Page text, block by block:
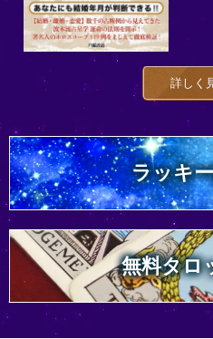
詳しく
ラッキ
無料タロ